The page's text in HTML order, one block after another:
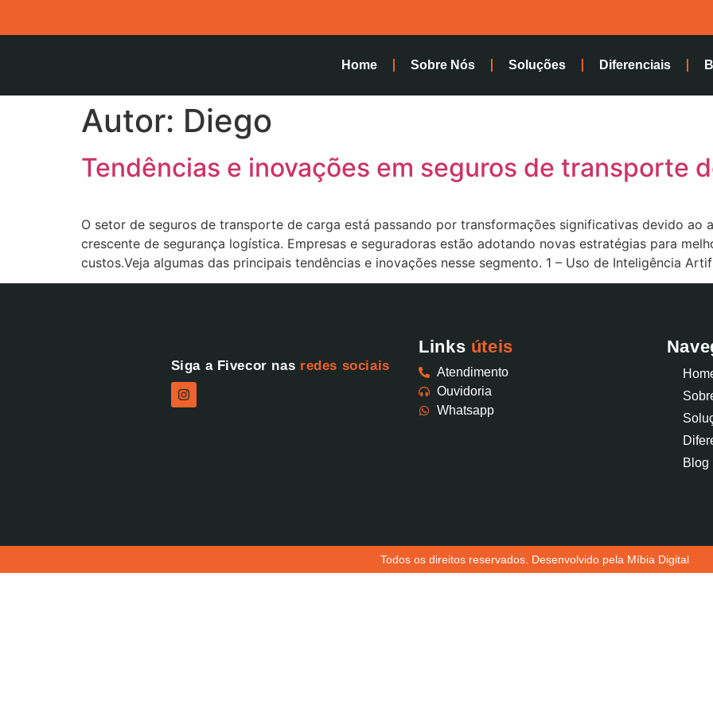
Home Sobre Nós Soluções Diferenciais
Autor: Diego
Tendências e inovações em seguros de transporte
O setor de seguros de transporte de carga está passando por transformações significativas devido ao
crescente de segurança logística. Empresas e seguradoras estão adotando novas estratégias para
custos.Veja algumas das principais tendências e inovações nesse segmento. 1 – Uso de Inteligência
Siga a Fivecor nas redes sociais
Links úteis
Atendimento
Ouvidoria
Whatsapp
Blog
Todos os direitos reservados. Desenvolvido pela Míbia Digital